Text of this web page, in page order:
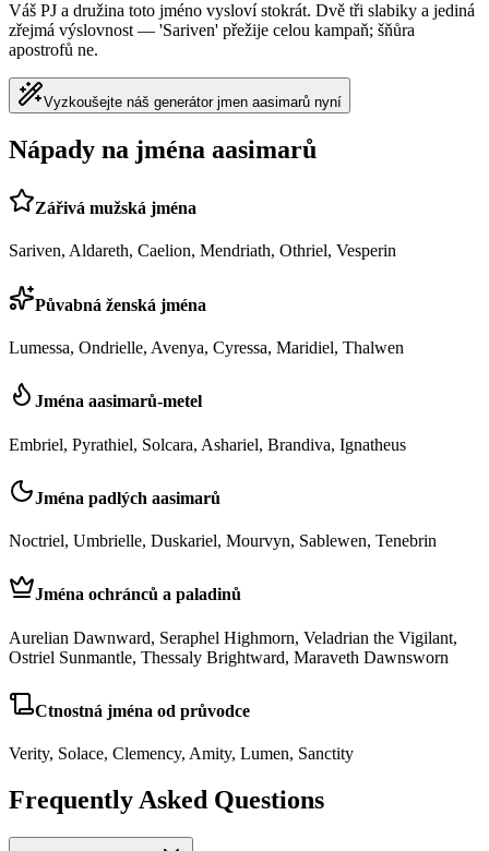
Váš PJ a družina toto jméno vysloví stokrát. Dvě tři slabiky a jediná
zřejmá výslovnost — 'Sariven' přežije celou kampaň; šňůra
apostrofů ne.
Vyzkoušejte náš generátor jmen aasimarů nyní
Nápady na jména aasimarů
Zářivá mužská jména
Sariven, Aldareth, Caelion, Mendriath, Othriel, Vesperin
Půvabná ženská jména
Lumessa, Ondrielle, Avenya, Cyressa, Maridiel, Thalwen
Jména aasimarů-metel
Embriel, Pyrathiel, Solcara, Ashariel, Brandiva, Ignatheus
Jména padlých aasimarů
Noctriel, Umbrielle, Duskariel, Mourvyn, Sablewen, Tenebrin
Jména ochránců a paladinů
Aurelian Dawnward, Seraphel Highmorn, Veladrian the Vigilant,
Ostriel Sunmantle, Thessaly Brightward, Maraveth Dawnsworn
Ctnostná jména od průvodce
Verity, Solace, Clemency, Amity, Lumen, Sanctity
Frequently Asked Questions